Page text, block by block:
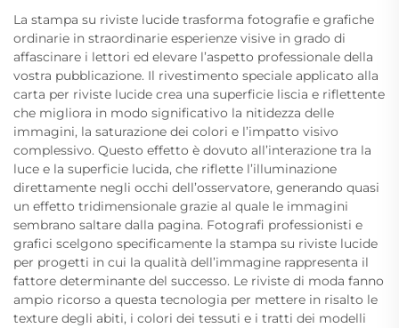
La stampa su riviste lucide trasforma fotografie e grafiche
ordinarie in straordinarie esperienze visive in grado di
affascinare i lettori ed elevare l’aspetto professionale della
vostra pubblicazione. Il rivestimento speciale applicato alla
carta per riviste lucide crea una superficie liscia e riflettente
che migliora in modo significativo la nitidezza delle
immagini, la saturazione dei colori e l’impatto visivo
complessivo. Questo effetto è dovuto all’interazione tra la
luce e la superficie lucida, che riflette l’illuminazione
direttamente negli occhi dell’osservatore, generando quasi
un effetto tridimensionale grazie al quale le immagini
sembrano saltare dalla pagina. Fotografi professionisti e
grafici scelgono specificamente la stampa su riviste lucide
per progetti in cui la qualità dell’immagine rappresenta il
fattore determinante del successo. Le riviste di moda fanno
ampio ricorso a questa tecnologia per mettere in risalto le
texture degli abiti, i colori dei tessuti e i tratti dei modelli